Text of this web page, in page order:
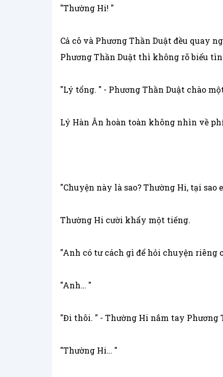
"Thường Hi! "
Cả cô và Phương Thần Duật đều quay
Phương Thần Duật thì không rõ biểu
"Lý tổng. " - Phương Thần Duật chào
Lý Hàn Ân hoàn toàn không nhìn về
"Chuyện này là sao? Thường Hi, tại sao
Thường Hi cười khẩy một tiếng.
"Anh có tư cách gì để hỏi chuyện riêng
"Anh… "
"Đi thôi. " - Thường Hi nắm tay Phương
"Thường Hi… "